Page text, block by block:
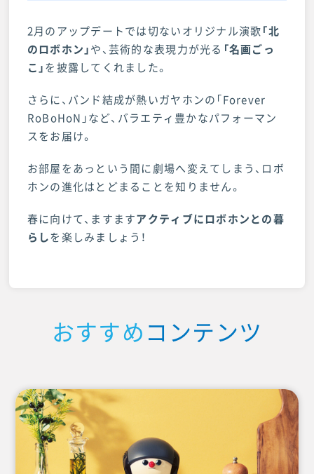
2月のアップデートでは切ないオリジナル演歌「北
のロボホン」や、芸術的な表現力が光る 「名画ごっ
こ」を披露してくれました。
さらに、バンド結成が熱いガヤホンの「Forever
RoBoHoN」など、バラエティ豊かなパフォーマン
スをお届け。
お部屋をあっという間に劇場へ変えてしまう、ロボ
ホンの進化はとどまることを知りません。
春に向けて、ますますアクティブにロボホンとの暮
らしを楽しみましょう！
おすすめコンテンツ